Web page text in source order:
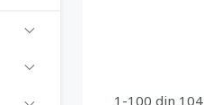
1-100 din 104